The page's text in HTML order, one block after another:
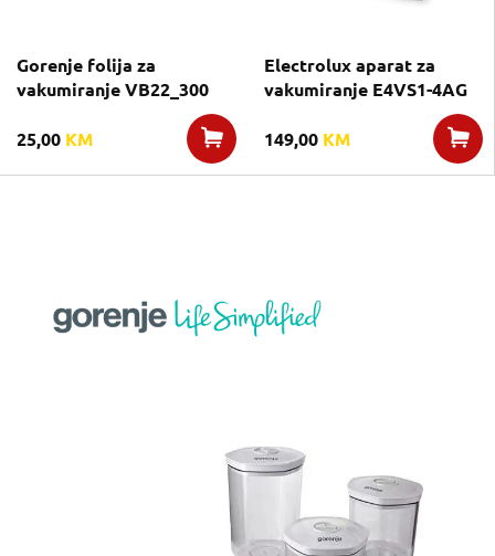
Gorenje folija za
vakumiranje VB22_300
25,00 KM
Electrolux aparat za
vakumiranje E4VS1-4AG
149,00 KM